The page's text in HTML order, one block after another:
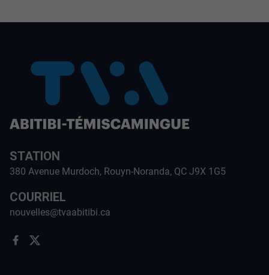
STATION
380 Avenue Murdoch, Rouyn-Noranda, QC J9X 1G5
COURRIEL
nouvelles@tvaabitibi.ca